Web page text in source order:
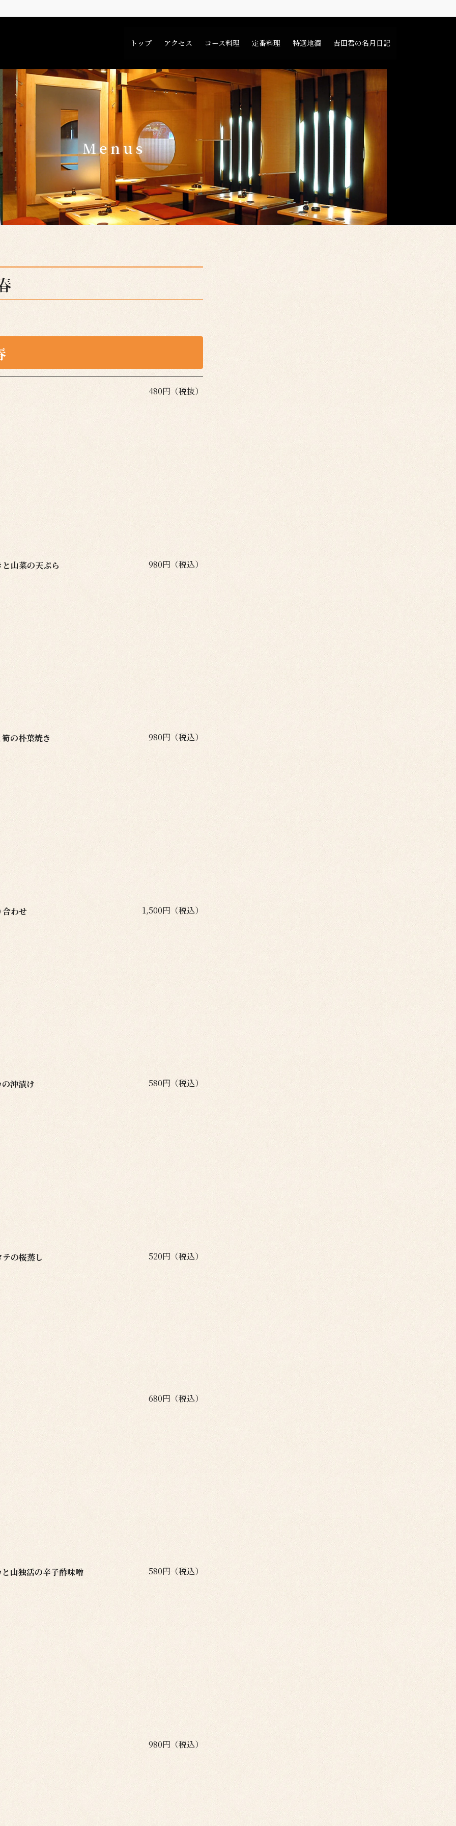
トップ アクセス コース料理 定番料理 特選地酒 吉田君の名月日記
Menus
480円（税抜）
山菜の天ぷら 980円（税込）
の朴葉焼き 980円（税込）
わせ 1,500円（税込）
沖漬け 580円（税込）
の桜蒸し 520円（税込）
680円（税込）
山独活の辛子酢味噌 580円（税込）
980円（税込）